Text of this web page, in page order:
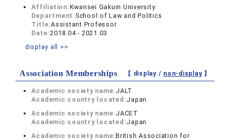
Affiliation:Kwansei Gakuin University
Department: School of Law and Politics
Title:Assistant Professor
Date:2018.04 - 2021.03
display all >>
Association Memberships 【 display / non-display】
Academic society name: JALT
Academic country located:Japan
Academic society name: JACET
Academic country located:Japan
Academic society name:British Association for